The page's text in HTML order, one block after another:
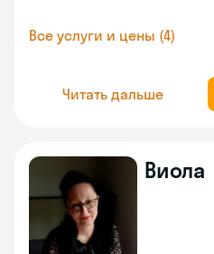
Все услуги и цены (4)
Читать дальше
Виола